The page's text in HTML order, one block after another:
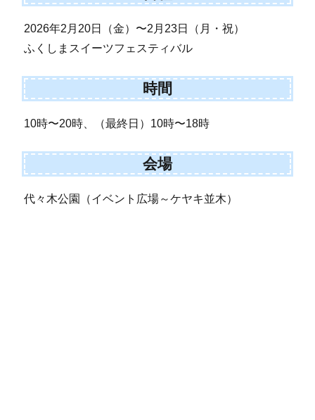
2026年2月20日（金）〜2月23日（月・祝）
ふくしまスイーツフェスティバル
時間
10時〜20時、（最終日）10時〜18時
会場
代々木公園（イベント広場～ケヤキ並木）